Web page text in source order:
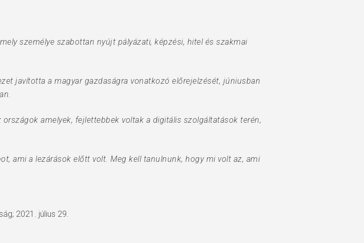
személye szabottan nyújt pályázati, képzési, hitel és szakmai
javította a magyar gazdaságra vonatkozó előrejelzését, júniusban
amelyek, fejlettebbek voltak a digitális szolgáltatások terén,
ami a lezárások előtt volt. Meg kell tanulnunk, hogy mi volt az, ami
2021. július 29.